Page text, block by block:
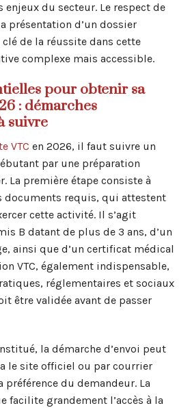
du secteur. Le respect de
présentation d’un dossier
de la réussite dans cette
complexe mais accessible.
pour obtenir sa
: démarches
suivre
VTC en 2026, il faut suivre un
par une préparation
La première étape consiste à
documents requis, qui attestent
cette activité. Il s’agit
B datant de plus de 3 ans, d’un
ainsi que d’un certificat médical
VTC, également indispensable,
réglementaires et sociaux
être validée avant de passer
la démarche d’envoi peut
le site officiel ou par courrier
préférence du demandeur. La
facilite grandement l’accès à la